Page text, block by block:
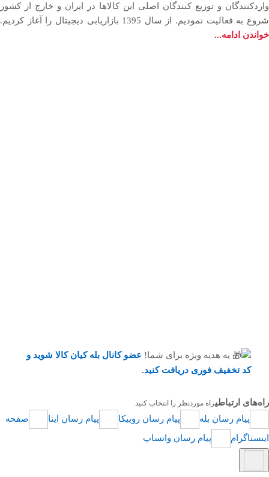
وارد‏کنندگان و توزیع‏ کنندگان اصلی این کالاها در ایران و خارج از کشور
شروع به فعاليت نمودیم. از سال 1395 بازاریابی دیجیتال را آغاز کردیم.
خواندن ادامه...
یه هدیه ویژه برای شما! عضو کانال بله کیان کالا شوید و
کد تخفیف فوری دریافت کنید.
راه‌های ارتباطیراه موردنظر را انتخاب کنید
پیام رسان بله پیام رسان روبیکا پیام رسان ایتا
صفحه
اینستاگرام
پیام رسان واتساپ